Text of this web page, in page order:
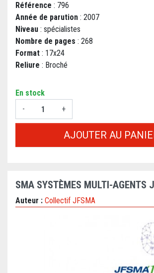
Référence : 796
Année de parution : 2007
Niveau : spécialistes
Nombre de pages : 268
Format : 17x24
Reliure : Broché
En stock
-
+
AJOUTER AU
SMA SYSTÈMES MULTI-AGENTS
Auteur : Collectif JFSMA